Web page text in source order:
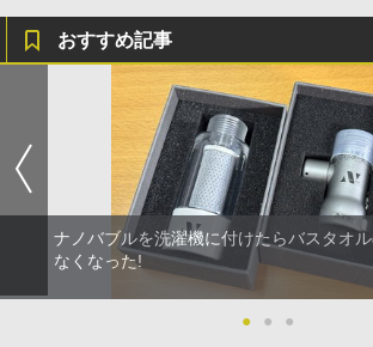
おすすめ記事
ナノバブルを洗濯機に付けたらバスタオ
なくなった!
● ● ●